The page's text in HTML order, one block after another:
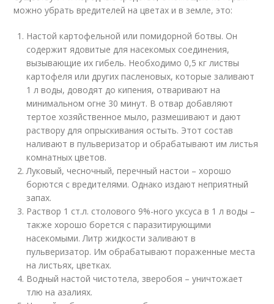
можно убрать вредителей на цветах и в земле, это:
Настой картофельной или помидорной ботвы. Он
содержит ядовитые для насекомых соединения,
вызывающие их гибель. Необходимо 0,5 кг листвы
картофеля или других пасленовых, которые заливают
1 л воды, доводят до кипения, отваривают на
минимальном огне 30 минут. В отвар добавляют
тертое хозяйственное мыло, размешивают и дают
раствору для опрыскивания остыть. Этот состав
наливают в пульверизатор и обрабатывают им листья
комнатных цветов.
Луковый, чесночный, перечный настои – хорошо
борются с вредителями. Однако издают неприятный
запах.
Раствор 1 ст.л. столового 9%-ного уксуса в 1 л воды –
также хорошо борется с паразитирующими
насекомыми. Литр жидкости заливают в
пульверизатор. Им обрабатывают пораженные места
на листьях, цветках.
Водный настой чистотела, зверобоя – уничтожает
тлю на азалиях.